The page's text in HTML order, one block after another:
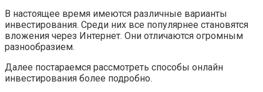
В настоящее время имеются различные варианты
инвестирования. Среди них все популярнее становятся
вложения через Интернет. Они отличаются огромным
разнообразием.
Далее постараемся рассмотреть способы онлайн
инвестирования более подробно.